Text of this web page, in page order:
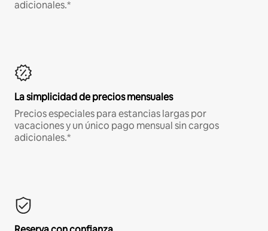
adicionales.*
La simplicidad de precios mensuales
Precios especiales para estancias largas por
vacaciones y un único pago mensual sin cargos
adicionales.*